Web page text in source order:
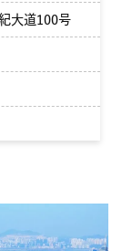
大道100号